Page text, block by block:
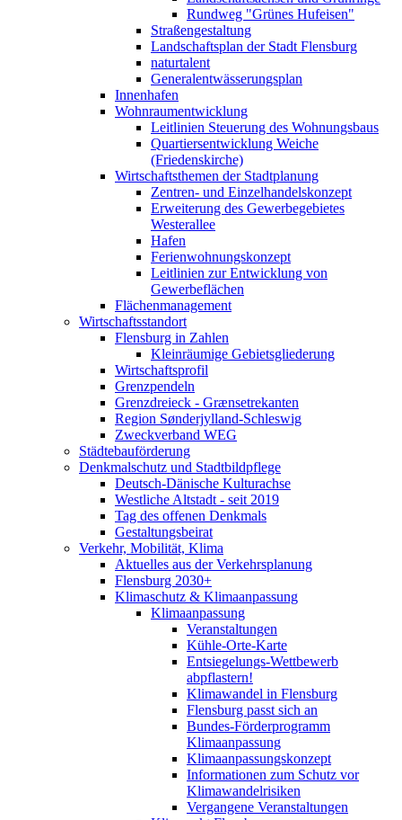
Rundweg "Grünes Hufeisen"
Straßengestaltung
Landschaftsplan der Stadt Flensburg
naturtalent
Generalentwässerungsplan
Innenhafen
Wohnraumentwicklung
Leitlinien Steuerung des Wohnungsbaus
Quartiersentwicklung Weiche
(Friedenskirche)
Wirtschaftsthemen der Stadtplanung
Zentren- und Einzelhandelskonzept
Erweiterung des Gewerbegebietes
Westerallee
Hafen
Ferienwohnungskonzept
Leitlinien zur Entwicklung von
Gewerbeflächen
Flächenmanagement
Wirtschaftsstandort
Flensburg in Zahlen
Kleinräumige Gebietsgliederung
Wirtschaftsprofil
Grenzpendeln
Grenzdreieck - Grænsetrekanten
Region Sønderjylland-Schleswig
Zweckverband WEG
Städtebauförderung
Denkmalschutz und Stadtbildpflege
Deutsch-Dänische Kulturachse
Westliche Altstadt - seit 2019
Tag des offenen Denkmals
Gestaltungsbeirat
Verkehr, Mobilität, Klima
Aktuelles aus der Verkehrsplanung
Flensburg 2030+
Klimaschutz & Klimaanpassung
Klimaanpassung
Veranstaltungen
Kühle-Orte-Karte
Entsiegelungs-Wettbewerb
abpflastern!
Klimawandel in Flensburg
Flensburg passt sich an
Bundes-Förderprogramm
Klimaanpassung
Klimaanpassungskonzept
Informationen zum Schutz vor
Klimawandelrisiken
Vergangene Veranstaltungen